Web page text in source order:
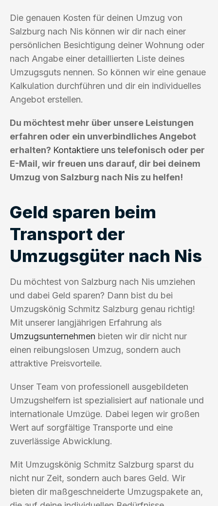
Die genauen Kosten für deinen Umzug von
Salzburg nach Nis können wir dir nach einer
persönlichen Besichtigung deiner Wohnung oder
nach Angabe einer detaillierten Liste deines
Umzugsguts nennen. So können wir eine genaue
Kalkulation durchführen und dir ein individuelles
Angebot erstellen.
Du möchtest mehr über unsere Leistungen
erfahren oder ein unverbindliches Angebot
erhalten? Kontaktiere unstelefonisch oder per
E-Mail, wir freuen uns darauf, dir bei deinem
Umzug von Salzburg nach Nis zu helfen!
Geld sparen beim
Transport der
Umzugsgüter nach Nis
Du möchtest von Salzburg nach Nis umziehen
und dabei Geld sparen? Dann bist du bei
Umzugskönig Schmitz Salzburg genau richtig!
Mit unserer langjährigen Erfahrung als
Umzugsunternehmen bieten wir dir nicht nur
einen reibungslosen Umzug, sondern auch
attraktive Preisvorteile.
Unser Team von professionell ausgebildeten
Umzugshelfern ist spezialisiert auf nationale und
internationale Umzüge. Dabei legen wir großen
Wert auf sorgfältige Transporte und eine
zuverlässige Abwicklung.
Mit Umzugskönig Schmitz Salzburg sparst du
nicht nur Zeit, sondern auch bares Geld. Wir
bieten dir maßgeschneiderte Umzugspakete an,